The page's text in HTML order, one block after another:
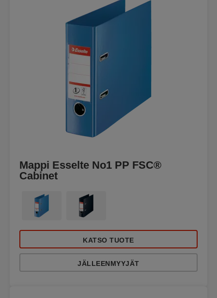
Mappi Esselte No1 PP FSC®
Cabinet
KATSO TUOTE
JÄLLEENMYYJÄT